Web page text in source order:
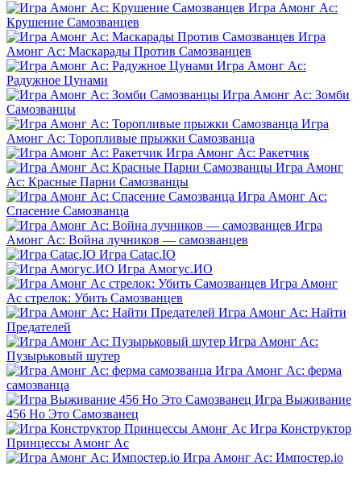
Игра Амонг Ас:
Крушение Самозванцев
Игра
Амонг Ас: Маскарады Против Самозванцев
Игра Амонг Ас:
Радужное Цунами
Игра Амонг Ас: Зомби
Самозванцы
Игра
Амонг Ас: Торопливые прыжки Самозванца
Игра Амонг Ас: Ракетчик
Игра Амонг
Ас: Красные Парни Самозванцы
Игра Амонг Ас:
Спасение Самозванца
Игра
Амонг Ас: Война лучников — самозванцев
Игра Catac.IO
Игра Амогус.ИО
Игра Амонг
Ас стрелок: Убить Самозванцев
Игра Амонг Ас: Найти
Предателей
Игра Амонг Ас:
Пузырьковый шутер
Игра Амонг Ас: ферма
самозванца
Игра Выживание
456 Но Это Самозванец
Игра Конструктор
Принцессы Амонг Ас
Игра Амонг Ас: Импостер.io